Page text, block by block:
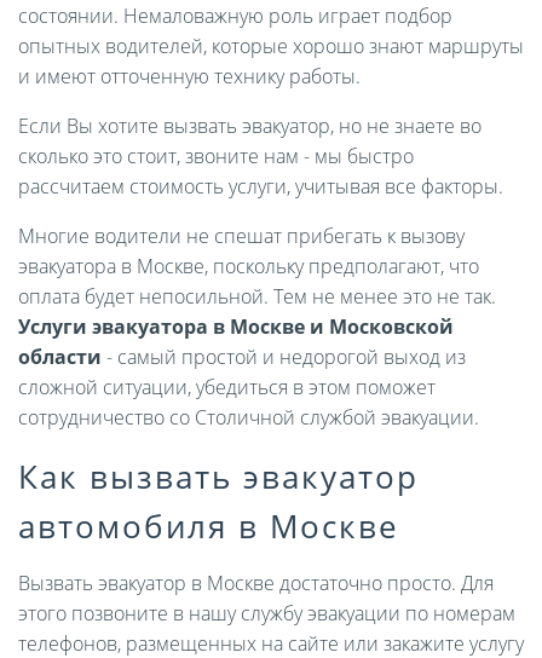
состоянии. Немаловажную роль играет подбор
опытных водителей, которые хорошо знают маршруты
и имеют отточенную технику работы.
Если Вы хотите вызвать эвакуатор, но не знаете во
сколько это стоит, звоните нам - мы быстро
рассчитаем стоимость услуги, учитывая все факторы.
Многие водители не спешат прибегать к вызову
эвакуатора в Москве, поскольку предполагают, что
оплата будет непосильной. Тем не менее это не так.
Услуги эвакуатора в Москве и Московской
области - самый простой и недорогой выход из
сложной ситуации, убедиться в этом поможет
сотрудничество со Столичной службой эвакуации.
Как вызвать эвакуатор
автомобиля в Москве
Вызвать эвакуатор в Москве достаточно просто. Для
этого позвоните в нашу службу эвакуации по номерам
телефонов, размещенных на сайте или закажите услугу